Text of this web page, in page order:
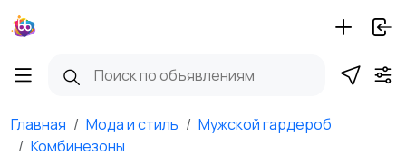
Главная Мода и стиль
Мужской гардероб
Комбинезоны